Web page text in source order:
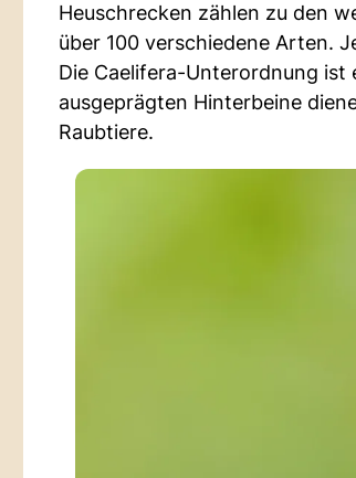
Heuschrecken zählen zu den
über 100 verschiedene Arten.
Die Caelifera-Unterordnung ist
ausgeprägten Hinterbeine
Raubtiere.